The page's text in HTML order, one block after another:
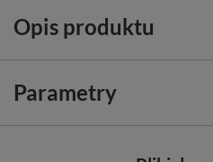
Opis produktu
Parametry